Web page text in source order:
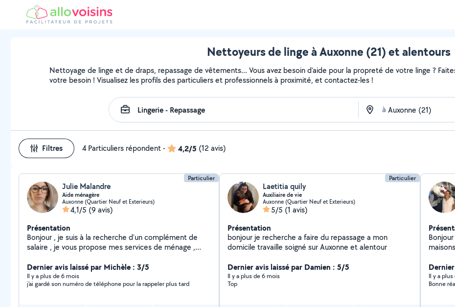
Nettoyeurs de linge à Auxonne (21) et alentours
Nettoyage de linge et de draps, repassage de vêtements... Vous avez besoin d'aide pour la propreté de votre linge ?
votre besoin ! Visualisez les profils des particuliers et professionnels à proximité, et contactez-les !
à
Filtres 4 Particuliers répondent- 4,2/5 (12 avis)
Particulier
Julie Malandre
Aide ménagère
Auxonne (Quartier Neuf et Exterieurs)
4,1/5 (9 avis)
Présentation
Bonjour , je suis à la recherche d'un complément de
salaire , je vous propose mes services de ménage ,
Dernier avis laissé par Michèle : 3/5
Il y a plus de 6 mois
j'ai gardé son numéro de téléphone pour la rappeler plus tard
Particulier
Laetitia quily
Auxiliaire de vie
Auxonne (Quartier Neuf et Exterieurs)
5/5 (1 avis)
Présentation
bonjour je recherche a faire du repassage a mon
domicile travaille soigné sur Auxonne et alentour
Dernier avis laissé par Damien : 5/5
Il y a plus de 6 mois
Top
Bonjour Rigoureuse et joyeuse Je peux faire des
ramène Je fais aussi des extra service plonge pour
mariage
bientôt
Il y a